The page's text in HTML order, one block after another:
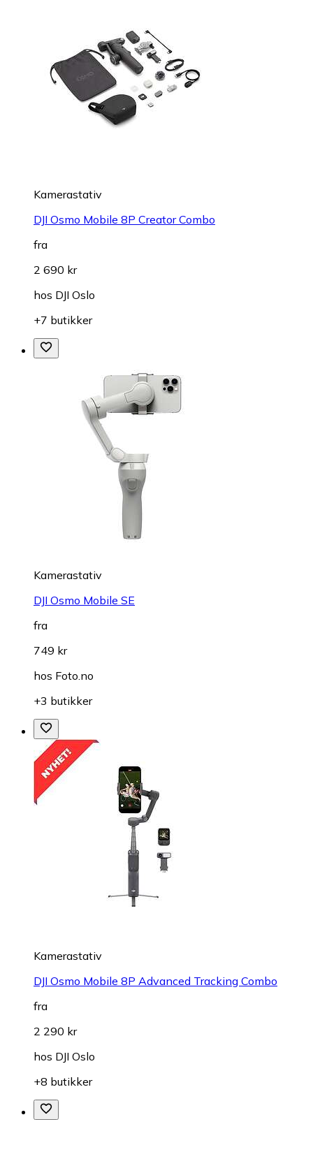
Kamerastativ
DJI Osmo Mobile 8P Creator Combo
fra
2 690 kr
hos DJI Oslo
+7 butikker
Kamerastativ
DJI Osmo Mobile SE
fra
749 kr
hos Foto.no
+3 butikker
Kamerastativ
DJI Osmo Mobile 8P Advanced Tracking Combo
fra
2 290 kr
hos DJI Oslo
+8 butikker